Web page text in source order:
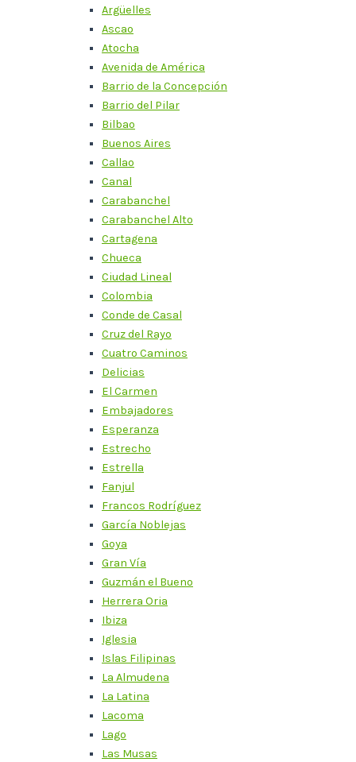
Argüelles
Ascao
Atocha
Avenida de América
Barrio de la Concepción
Barrio del Pilar
Bilbao
Buenos Aires
Callao
Canal
Carabanchel
Carabanchel Alto
Cartagena
Chueca
Ciudad Lineal
Colombia
Conde de Casal
Cruz del Rayo
Cuatro Caminos
Delicias
El Carmen
Embajadores
Esperanza
Estrecho
Estrella
Fanjul
Francos Rodríguez
García Noblejas
Goya
Gran Vía
Guzmán el Bueno
Herrera Oria
Ibiza
Iglesia
Islas Filipinas
La Almudena
La Latina
Lacoma
Lago
Las Musas